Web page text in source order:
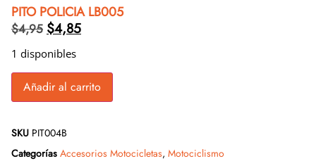
PITO POLICIA LB005
$4,95 $4,85
1 disponibles
Añadir al carrito
SKU PIT004B
Categorías Accesorios Motocicletas, Motociclismo